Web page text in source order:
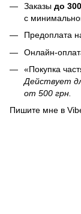
Заказы до
с
Предоплата
Онлайн-
«Покупка
Действует
от 500 грн.
Пишите мне в